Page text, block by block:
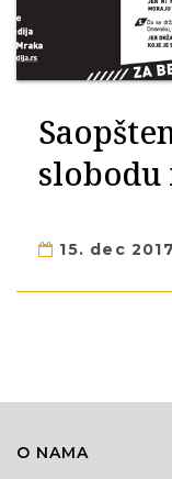
slobodu
15. dec
O NAMA